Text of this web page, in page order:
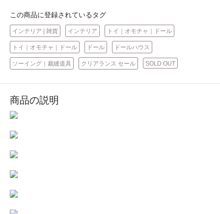
この商品に登録されているタグ
インテリア | 雑貨 インテリア トイ｜オモチャ｜ドール
トイ｜オモチャ｜ドール ドール ドールハウス
ソーイング｜裁縫道具 クリアランス セール SOLD OUT
商品の説明